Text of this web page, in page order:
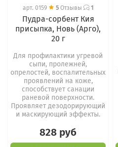
арт. 0159 5Отзывы 1
Пудра-сорбент Кия
присыпка, Новь (Арго),
20 г
Для профилактики угревой
сыпи, пролежней,
опрелостей, воспалительных
проявлений на коже,
способствует санации
раневой поверхности.
Проявляет дезодорирующий
и маскирующий эффекты.
828 руб